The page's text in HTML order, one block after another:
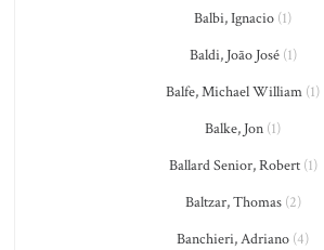
Balbi, Ignacio (1)
Baldi, João José(1)
Balfe, Michael William (1)
Balke, Jon (1)
Ballard Senior, Robert(1)
Baltzar, Thomas(2)
Banchieri, Adriano (4)